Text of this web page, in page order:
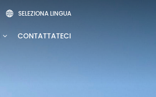
 SELEZIONA LINGUA
CONTATTATECI